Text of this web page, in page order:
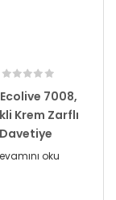
7008,
Krem Zarflı
Davetiye
oku